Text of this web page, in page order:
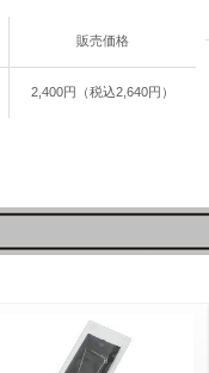
販売価格
2,400円（税込2,640円）